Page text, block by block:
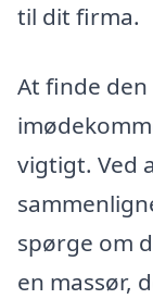
til dit firma.
At finde
vigtigt. Ved
spørge om
en massør,